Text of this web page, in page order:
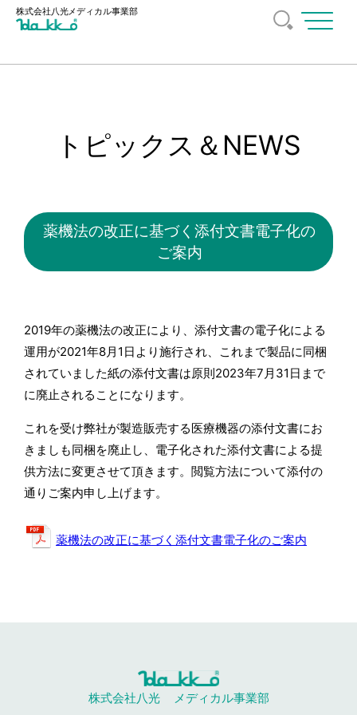
株式会社八光メディカル事業部
メ
トピックス＆NEWS
薬機法の改正に基づく添付文書電子化の
ご案内
2019年の薬機法の改正により、添付文書の電子化による
運用が2021年8月1日より施行され、これまで製品に同梱
されていました紙の添付文書は原則2023年7月31日まで
に廃止されることになります。
これを受け弊社が製造販売する医療機器の添付文書にお
きましも同梱を廃止し、電子化された添付文書による提
供方法に変更させて頂きます。閲覧方法について添付の
通りご案内申し上げます。
薬機法の改正に基づく添付文書電子化のご案内
株式会社八光 メディカル事業部